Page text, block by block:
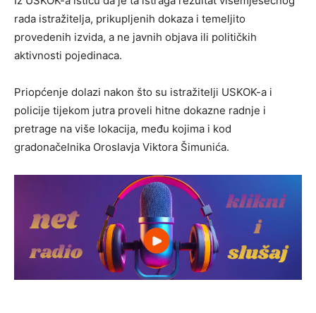
rada istražitelja, prikupljenih dokaza i temeljito
provedenih izvida, a ne javnih objava ili političkih
aktivnosti pojedinaca.
Priopćenje dolazi nakon što su istražitelji USKOK-a i
policije tijekom jutra proveli hitne dokazne radnje i
pretrage na više lokacija, među kojima i kod
gradonačelnika Oroslavja Viktora Šimunića.